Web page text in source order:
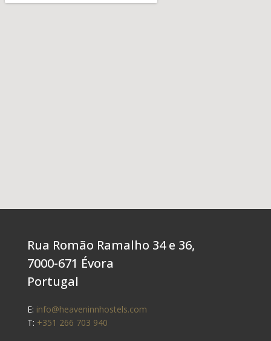
Rua Romão Ramalho 34 e 36,
7000-671 Évora
Portugal
E: info@heaveninnhostels.com
T: +351 266 703 940